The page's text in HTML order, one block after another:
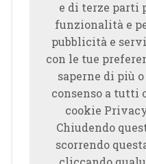
e di terze parti
funzionalità e
pubblicità e
con le tue
saperne di più
consenso a tutti
cookie
Chiudendo
scorrendo